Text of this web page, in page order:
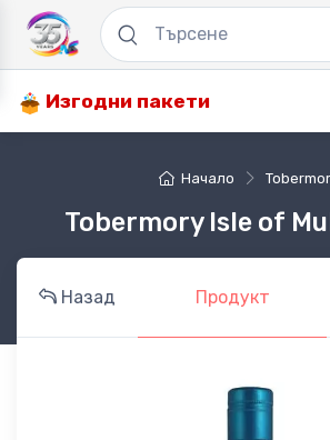
Изгодни пакети
Начало
Tobermory Isle of
Назад Продукт